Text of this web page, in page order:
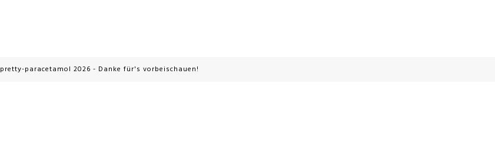
pretty-paracetamol 2026 - Danke für's vorbeischauen!